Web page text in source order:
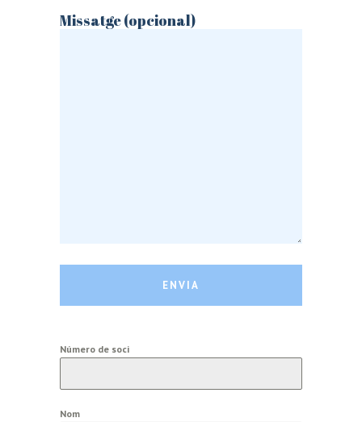
Missatge (opcional)
ENVIA
Número de soci
Nom